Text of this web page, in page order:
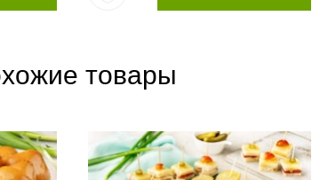
товары